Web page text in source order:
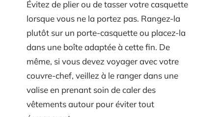
Évitez de plier ou de tasser votre casquette
lorsque vous ne la portez pas. Rangez-la
plutôt sur un porte-casquette ou placez-la
dans une boîte adaptée à cette fin. De
même, si vous devez voyager avec votre
couvre-chef, veillez à le ranger dans une
valise en prenant soin de caler des
vêtements autour pour éviter tout